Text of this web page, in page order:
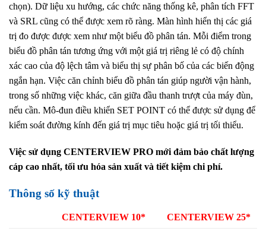
chọn). Dữ liệu xu hướng, các chức năng thống kê, phân tích FFT
và SRL cũng có thể được xem rõ ràng. Màn hình hiển thị các giá
trị đo được được xem như một biểu đồ phân tán. Mỗi điểm trong
biểu đồ phân tán tương ứng với một giá trị riêng lẻ có độ chính
xác cao của độ lệch tâm và biểu thị sự phân bố của các biến động
ngắn hạn. Việc căn chỉnh biểu đồ phân tán giúp người vận hành,
trong số những việc khác, căn giữa đầu thanh trượt của máy đùn,
nếu cần. Mô-đun điều khiển SET POINT có thể được sử dụng để
kiểm soát đường kính đến giá trị mục tiêu hoặc giá trị tối thiểu.
Việc sử dụng CENTERVIEW PRO mới đảm bảo chất lượng
cáp cao nhất, tối ưu hóa sản xuất và tiết kiệm chi phí.
Thông số kỹ thuật
CENTERVIEW 10* CENTERVIEW 25*